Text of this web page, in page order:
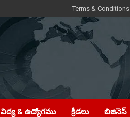
Terms & Conditions
విద్య & ఉద్యోగము క్రీడలు బిజినెస్